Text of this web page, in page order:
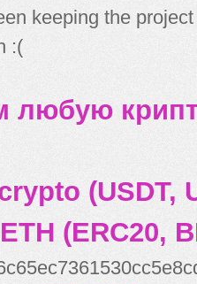
keeping the
:(
(USDT,
(ERC20,